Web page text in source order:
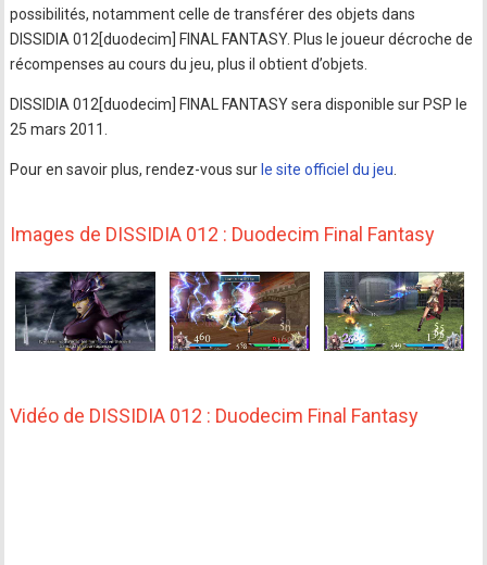
possibilités, notamment celle de transférer des objets dans
DISSIDIA 012[duodecim] FINAL FANTASY. Plus le joueur décroche de
récompenses au cours du jeu, plus il obtient d’objets.
DISSIDIA 012[duodecim] FINAL FANTASY sera disponible sur PSP le
25 mars 2011.
Pour en savoir plus, rendez-vous sur le site officiel du jeu
Images de DISSIDIA 012 : Duodecim Final Fantasy
Vidéo de DISSIDIA 012 : Duodecim Final Fantasy